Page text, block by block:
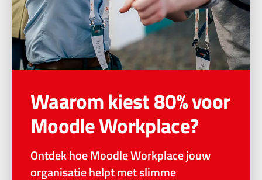
Waarom kiest 80% voor
Moodle Workplace?
Ontdek hoe Moodle Workplace jouw
organisatie helpt met slimme